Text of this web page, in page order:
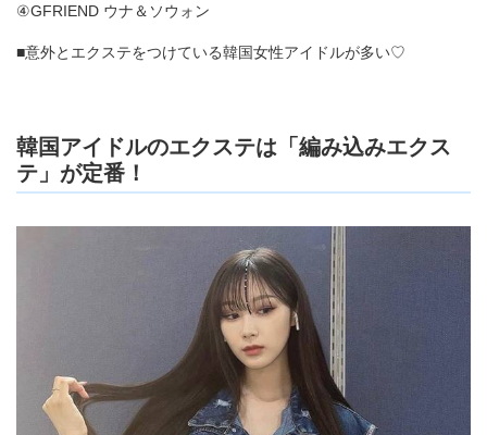
④GFRIEND ウナ＆ソウォン
■意外とエクステをつけている韓国女性アイドルが多い♡
韓国アイドルのエクステは「編み込みエクス
テ」が定番！